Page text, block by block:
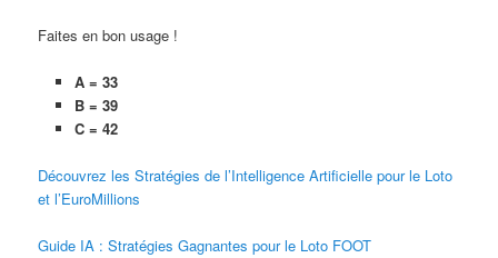
Faites en bon usage !
A = 33
B = 39
C = 42
Découvrez les Stratégies de l’Intelligence Artificielle pour le Loto
et l’EuroMillions
Guide IA : Stratégies Gagnantes pour le Loto FOOT